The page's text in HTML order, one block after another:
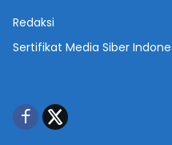
Redaksi
Sertifikat Media Siber